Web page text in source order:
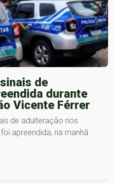
de
durante
Vicente Férrer
de adulteração nos
apreendida, na manhã